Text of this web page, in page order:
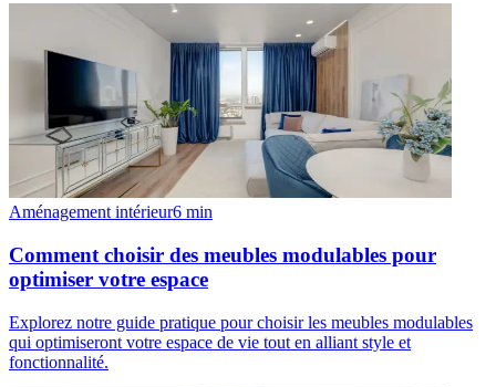
Aménagement intérieur6 min
Comment choisir des meubles modulables pour
optimiser votre espace
Explorez notre guide pratique pour choisir les meubles modulables
qui optimiseront votre espace de vie tout en alliant style et
fonctionnalité.